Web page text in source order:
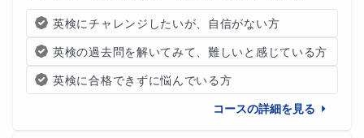
英検にチャレンジしたいが、自信がない方
英検の過去問を解いてみて、難しいと感じている方
英検に合格できずに悩んでいる方
コースの詳細を見る